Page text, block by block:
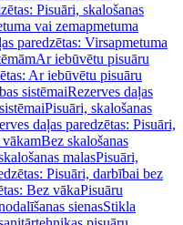
Pisuāri, skalošanas
vai zemapmetuma
paredzētas: Virsapmetuma
Ar iebūvētu pisuāru
Ar iebūvētu pisuāru
sistēmaiRezerves daļas
Pisuāri, skalošanas
daļas paredzētas: Pisuāri,
vākamBez skalošanas
malasPisuāri,
Pisuāri, darbībai bez
Bez vākaPisuāru
sienasStikla